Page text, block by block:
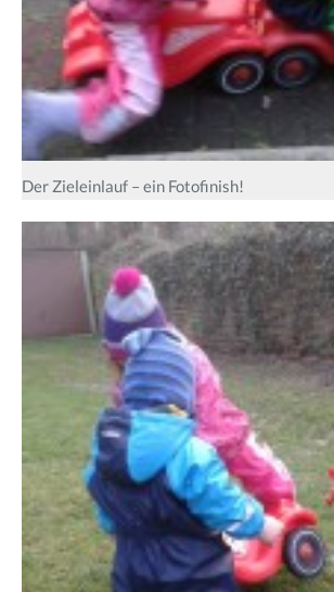
Der Zieleinlauf – ein Fotofinish!